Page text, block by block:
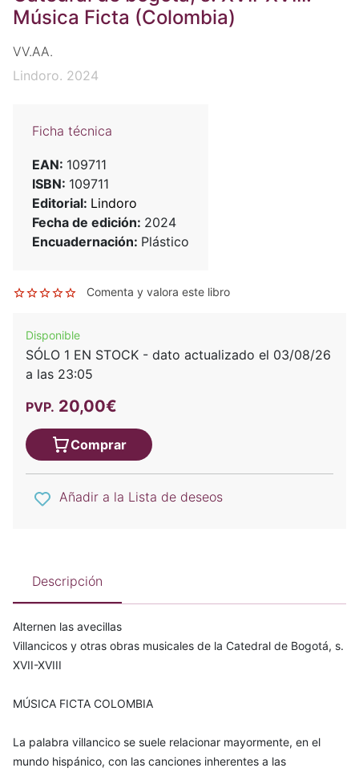
Música Ficta (Colombia)
VV.AA.
Lindoro. 2024
Ficha técnica
EAN: 109711
ISBN: 109711
Editorial: Lindoro
Fecha de edición: 2024
Encuadernación: Plástico
Comenta y valora este libro
Disponible
SÓLO 1 EN STOCK - dato actualizado el 03/08/26
a las 23:05
PVP. 20,00€
Comprar
Añadir a la Lista de deseos
Descripción
Alternen las avecillas
Villancicos y otras obras musicales de la Catedral de Bogotá, s.
XVII-XVIII
MÚSICA FICTA COLOMBIA
La palabra villancico se suele relacionar mayormente, en el
mundo hispánico, con las canciones inherentes a las